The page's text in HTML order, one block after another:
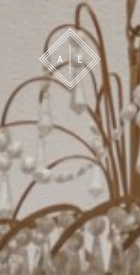
Våra hem
Sälj med oss
Bevakning
Franchise